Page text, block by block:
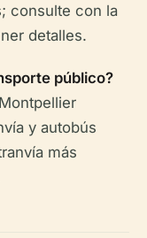
consulte con la
detalles.
público?
y autobús
más